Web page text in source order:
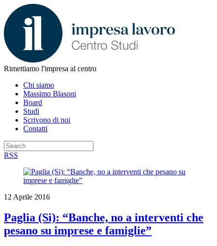
Rimettiamo l'impresa al centro
Chi siamo
Massimo Blasoni
Board
Studi
Scrivono di noi
Contatti
RSS
12 Aprile 2016
Paglia (Si): “Banche, no a interventi che
pesano su imprese e famiglie”